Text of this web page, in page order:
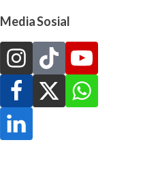
Media Sosial